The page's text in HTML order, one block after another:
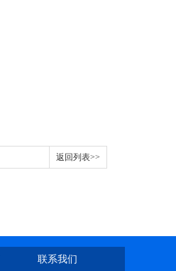
返回列表>>
联系我们